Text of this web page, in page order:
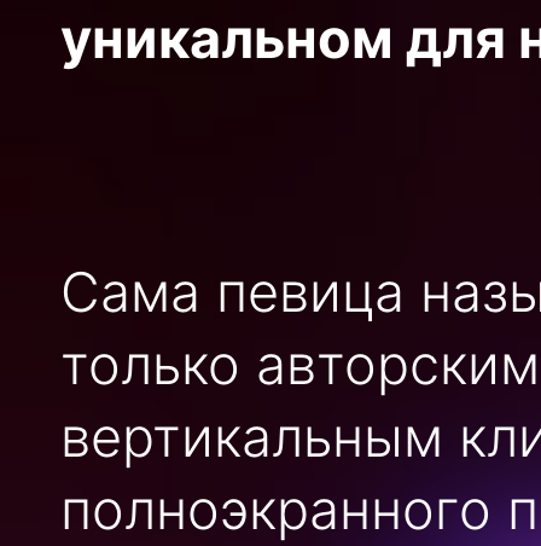
уникальном для
Сама певица
только
вертикальным
полноэкранного